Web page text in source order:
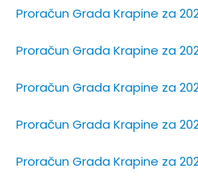
Proračun Grada Krapine za
Proračun Grada Krapine za
Proračun Grada Krapine za
Proračun Grada Krapine za
Proračun Grada Krapine za